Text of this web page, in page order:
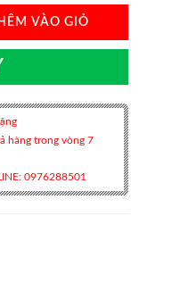
VÀO GIỎ
hàng trong vòng 7
0976288501